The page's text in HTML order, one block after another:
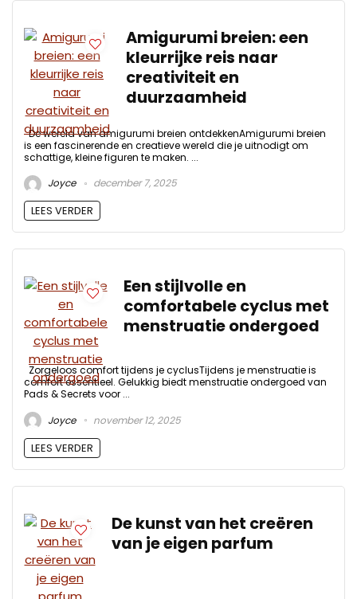
Amigurumi breien: een
kleurrijke reis naar
creativiteit en
duurzaamheid
De wereld van amigurumi breien ontdekkenAmigurumi breien
is een fascinerende en creatieve wereld die je uitnodigt om
schattige, kleine figuren te maken. ...
Joyce
december 7, 2025
LEES VERDER
Een stijlvolle en
comfortabele cyclus met
menstruatie ondergoed
Zorgeloos comfort tijdens je cyclusTijdens je menstruatie is
comfort essentieel. Gelukkig biedt menstruatie ondergoed van
Pads & Secrets voor ...
Joyce
november 12, 2025
LEES VERDER
De kunst van het creëren
van je eigen parfum